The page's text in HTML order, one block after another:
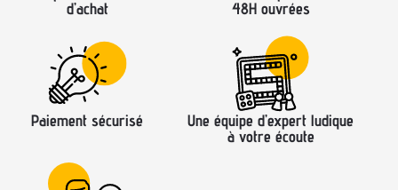
d’achat
48H ouvrées
Paiement sécurisé
Une équipe d’expert ludique
à votre écoute